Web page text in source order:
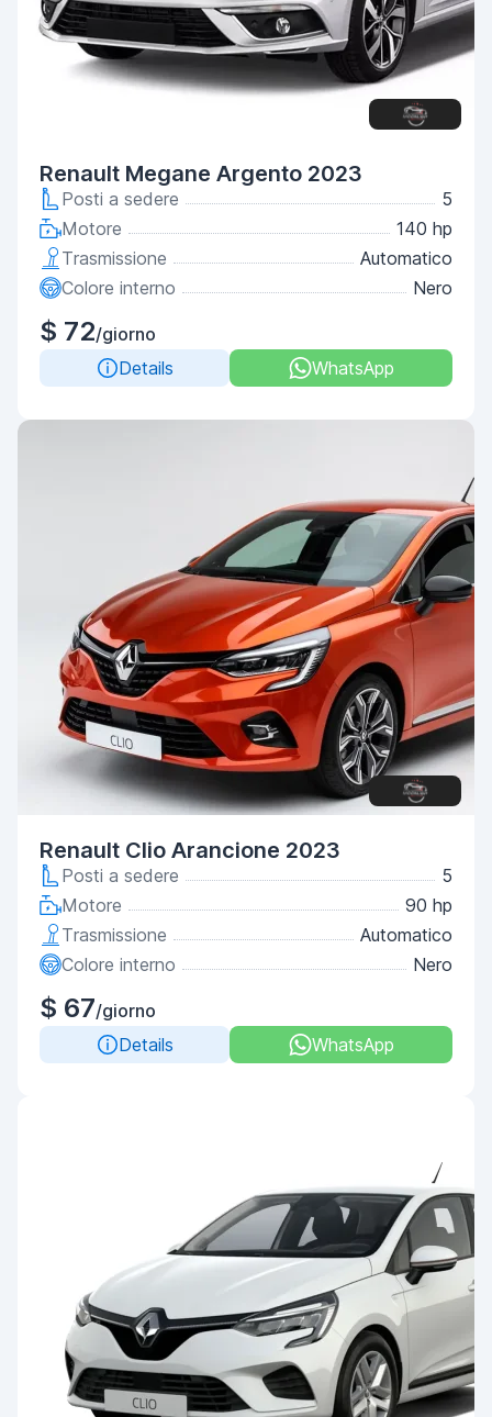
Renault Megane Argento 2023
Posti a sedere
5
Motore
140 hp
Trasmissione
Automatico
Colore interno
Nero
$ 72/giorno
Details
WhatsApp
Renault Clio Arancione 2023
Posti a sedere
5
Motore
90 hp
Trasmissione
Automatico
Colore interno
Nero
$ 67/giorno
Details
WhatsApp